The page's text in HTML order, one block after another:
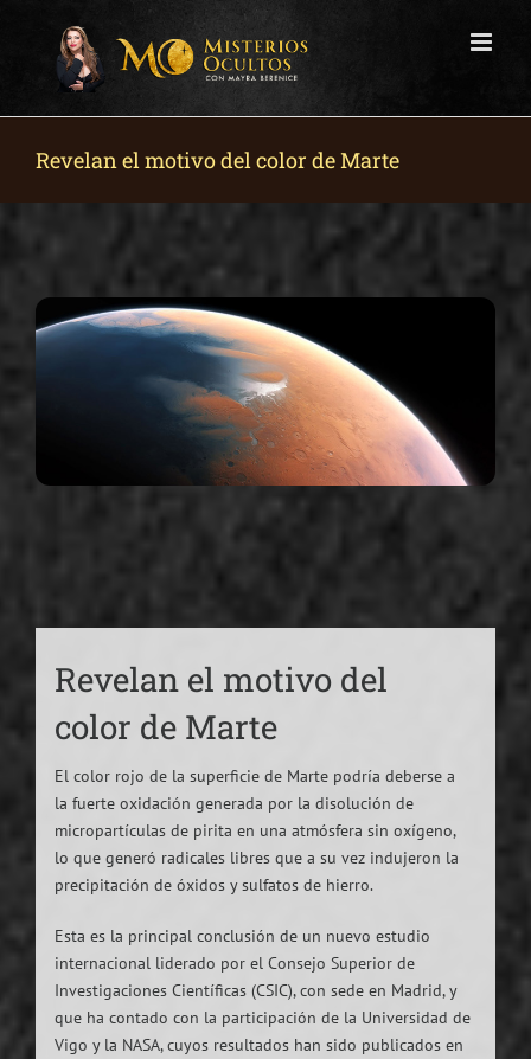
Revelan el motivo del color de Marte
Revelan el motivo del
color de Marte
El color rojo de la superficie de Marte podría deberse a
la fuerte oxidación generada por la disolución de
micropartículas de pirita en una atmósfera sin oxígeno,
lo que generó radicales libres que a su vez indujeron la
precipitación de óxidos y sulfatos de hierro.
Esta es la principal conclusión de un nuevo estudio
internacional liderado por el Consejo Superior de
Investigaciones Científicas (CSIC), con sede en Madrid, y
que ha contado con la participación de la Universidad de
Vigo y la NASA, cuyos resultados han sido publicados en